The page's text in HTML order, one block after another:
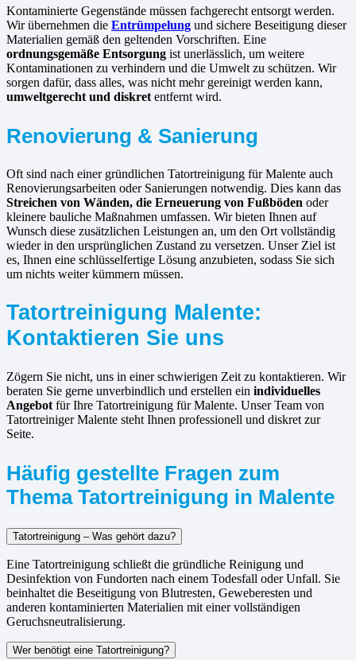
Kontaminierte Gegenstände müssen fachgerecht entsorgt werden.
Wir übernehmen die Entrümpelung und sichere Beseitigung dieser
Materialien gemäß den geltenden Vorschriften. Eine
ordnungsgemäße Entsorgung ist unerlässlich, um weitere
Kontaminationen zu verhindern und die Umwelt zu schützen. Wir
sorgen dafür, dass alles, was nicht mehr gereinigt werden kann,
umweltgerecht und diskret entfernt wird.
Renovierung & Sanierung
Oft sind nach einer gründlichen Tatortreinigung für Malente auch
Renovierungsarbeiten oder Sanierungen notwendig. Dies kann das
Streichen von Wänden, die Erneuerung von Fußböden oder
kleinere bauliche Maßnahmen umfassen. Wir bieten Ihnen auf
Wunsch diese zusätzlichen Leistungen an, um den Ort vollständig
wieder in den ursprünglichen Zustand zu versetzen. Unser Ziel ist
es, Ihnen eine schlüsselfertige Lösung anzubieten, sodass Sie sich
um nichts weiter kümmern müssen.
Tatortreinigung Malente:
Kontaktieren Sie uns
Zögern Sie nicht, uns in einer schwierigen Zeit zu kontaktieren. Wir
beraten Sie gerne unverbindlich und erstellen ein individuelles
Angebot für Ihre Tatortreinigung für Malente. Unser Team von
Tatortreiniger Malente steht Ihnen professionell und diskret zur
Seite.
Häufig gestellte Fragen zum
Thema Tatortreinigung in Malente
Tatortreinigung – Was gehört dazu?
Eine Tatortreinigung schließt die gründliche Reinigung und
Desinfektion von Fundorten nach einem Todesfall oder Unfall. Sie
beinhaltet die Beseitigung von Blutresten, Geweberesten und
anderen kontaminierten Materialien mit einer vollständigen
Geruchsneutralisierung.
Wer benötigt eine Tatortreinigung?